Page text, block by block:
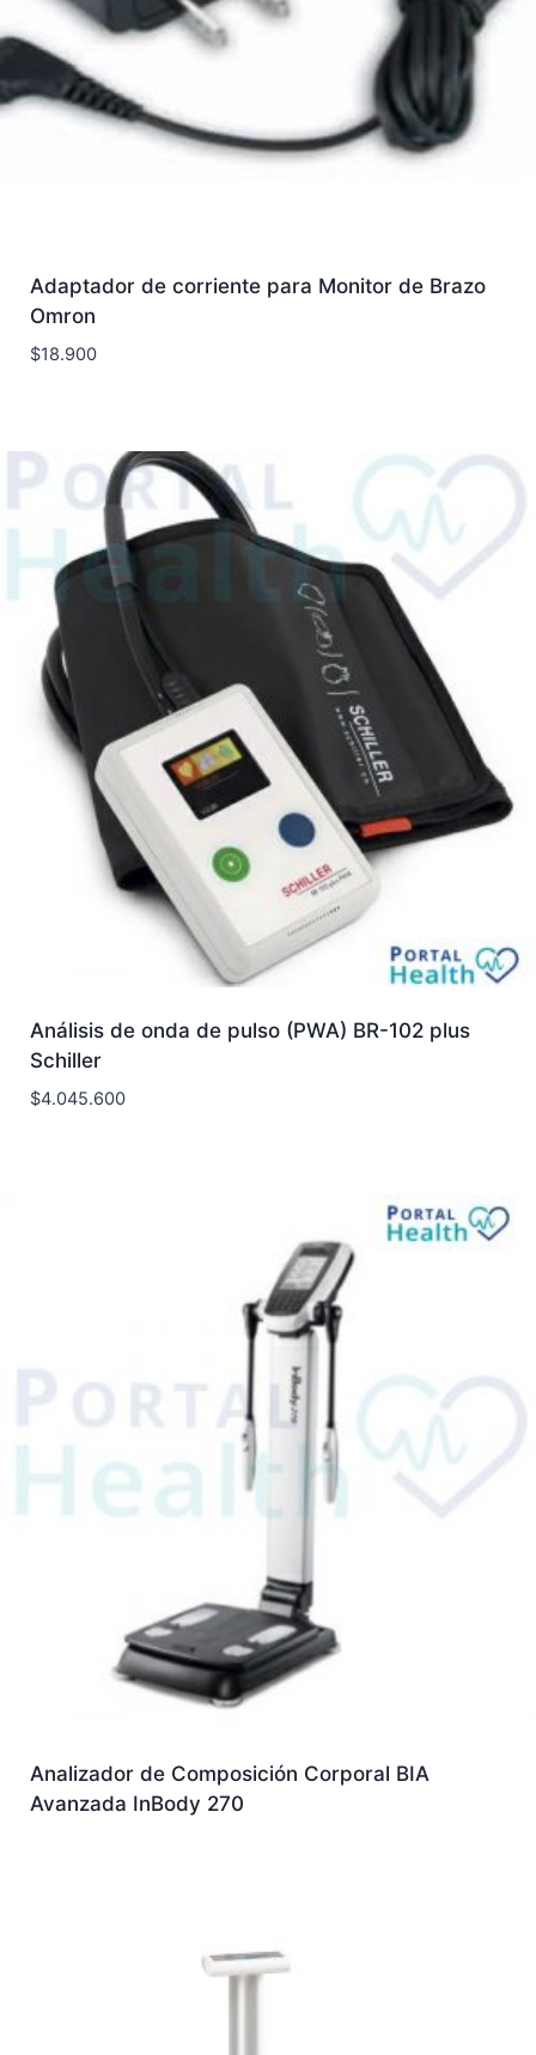
Adaptador de corriente para Monitor de Brazo
Omron
$18.900
Análisis de onda de pulso (PWA) BR-102 plus
Schiller
$4.045.600
Analizador de Composición Corporal BIA
Avanzada InBody 270